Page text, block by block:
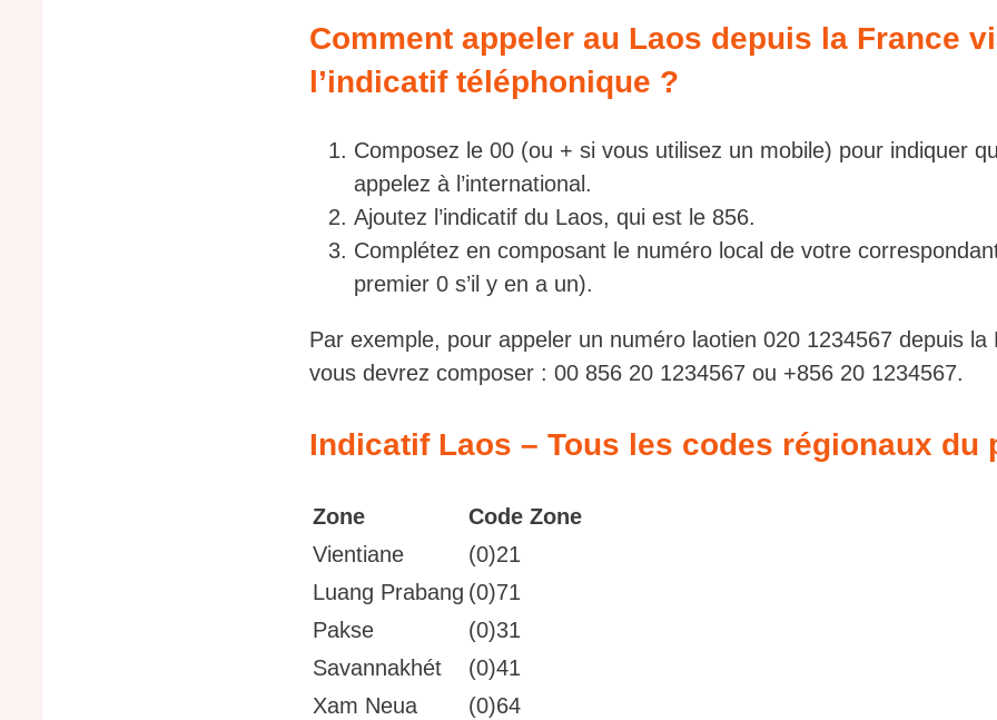
Comment appeler au Laos depuis la France
l’indicatif téléphonique ?
Composez le 00 (ou + si vous utilisez un mobile) pour indiquer
appelez à l’international.
Ajoutez l’indicatif du Laos, qui est le 856.
Complétez en composant le numéro local de votre
premier 0 s’il y en a un).
Par exemple, pour appeler un numéro laotien 020 1234567 depuis la
vous devrez composer : 00 856 20 1234567 ou +856 20 1234567.
Indicatif Laos – Tous les codes régionaux du
Zone
Code Zone
Vientiane
(0)21
Luang Prabang (0)71
Pakse
(0)31
Savannakhét
(0)41
Xam Neua
(0)64